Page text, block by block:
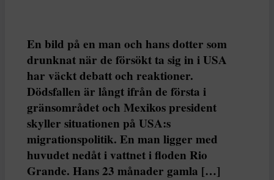
En bild på en man och hans dotter som
drunknat när de försökt ta sig in i USA
har väckt debatt och reaktioner.
Dödsfallen är långt ifrån de första i
gränsområdet och Mexikos president
skyller situationen på USA:s
migrationspolitik. En man ligger med
huvudet nedåt i vattnet i floden Rio
Grande. Hans 23 månader gamla […]